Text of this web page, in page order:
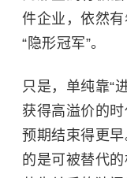
件企业，依然
“隐形冠军”。
只是，单纯靠“
获得高溢价的
预期结束得更
的是可被替代